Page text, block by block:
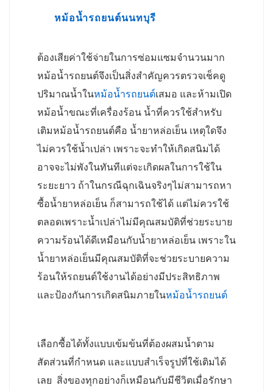
หม้อน้ำรถยนต์นนทบุรี
ต้องเสียค่าใช้จ่ายในการซ่อมแซมจำนวนมาก
หม้อน้ำรถยนต์จึงเป็นสิ่งสำคัญควรตรวจเช็คดู
ปริมาณน้ำในหม้อน้ำรถยนต์เสมอ และห้ามเปิด
หม้อน้ำขณะที่เครื่องร้อน น้ำที่ควรใช้สำหรับ
เติมหม้อน้ำรถยนต์คือ น้ำยาหล่อเย็น เหตุใดจึง
ไม่ควรใช้น้ำเปล่า เพราะจะทำให้เกิดสนิมได้
อาจจะไม่พังในทันทีแต่จะเกิดผลในการใช้ใน
ระยะยาว ถ้าในกรณีฉุกเฉินจริงๆไม่สามารถหา
ซื้อน้ำยาหล่อเย็น ก็สามารถใช้ได้ แต่ไม่ควรใช้
ตลอดเพราะน้ำเปล่าไม่มีคุณสมบัติที่ช่วยระบาย
ความร้อนได้ดีเหมือนกับน้ำยาหล่อเย็น เพราะใน
น้ำยาหล่อเย็นมีคุณสมบัติที่จะช่วยระบายความ
ร้อนให้รถยนต์ใช้งานได้อย่างมีประสิทธิภาพ
และป้องกันการเกิดสนิมภายในหม้อน้ำรถยนต์
เลือกซื้อได้ทั้งแบบเข้มข้นที่ต้องผสมน้ำตาม
สัดส่วนที่กำหนด และแบบสำเร็จรูปที่ใช้เติมได้
เลย สิ่งของทุกอย่างก็เหมือนกับมีชีวิตเมื่อรักษา